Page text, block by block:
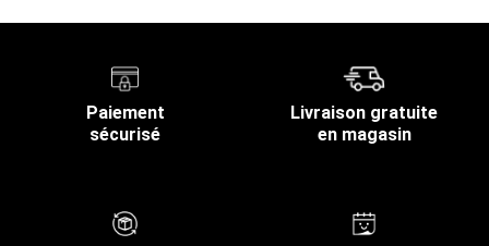
Paiement
sécurisé
Livraison gratuite
en magasin